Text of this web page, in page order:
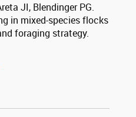
JI, Blendinger PG.
in mixed-species flocks
foraging strategy.